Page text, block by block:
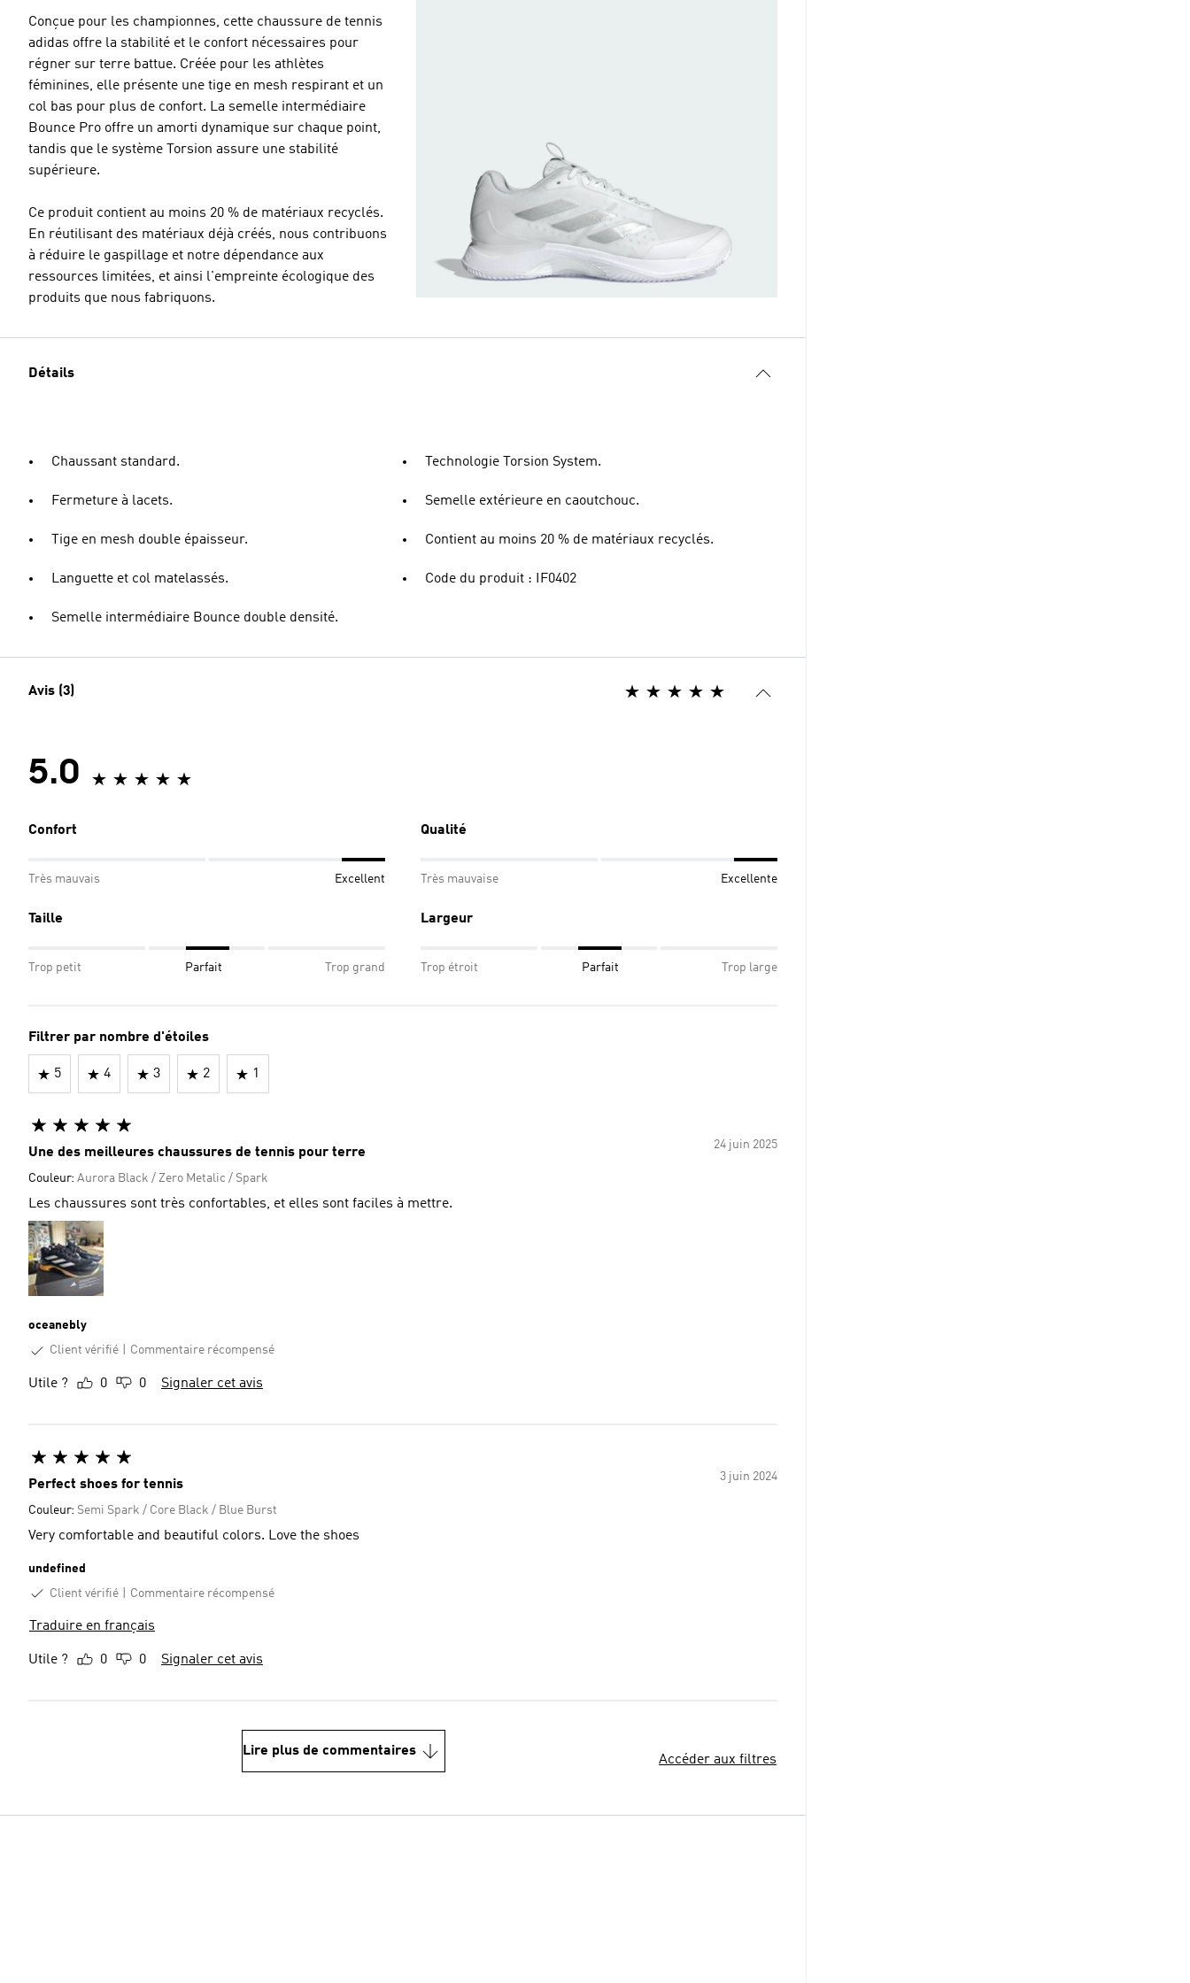
Conçue pour les championnes, cette chaussure de tennis
adidas offre la stabilité et le confort nécessaires pour
régner sur terre battue. Créée pour les athlètes
féminines, elle présente une tige en mesh respirant et un
col bas pour plus de confort. La semelle intermédiaire
Bounce Pro offre un amorti dynamique sur chaque point,
tandis que le système Torsion assure une stabilité
supérieure.
Ce produit contient au moins 20 % de matériaux recyclés.
En réutilisant des matériaux déjà créés, nous contribuons
à réduire le gaspillage et notre dépendance aux
ressources limitées, et ainsi l'empreinte écologique des
produits que nous fabriquons.
Détails
Chaussant standard.
Fermeture à lacets.
Tige en mesh double épaisseur.
Languette et col matelassés.
Semelle intermédiaire Bounce double densité.
Technologie Torsion System.
Semelle extérieure en caoutchouc.
Contient au moins 20 % de matériaux recyclés.
Code du produit : IF0402
Avis (3)
5.0
Confort
Très mauvais Excellent
Qualité
Très mauvaise Excellente
Taille
Trop petit Parfait Trop grand
Largeur
Trop étroit Parfait Trop large
Filtrer par nombre d'étoiles
5 4 3 2 1
24 juin 2025
Une des meilleures chaussures de tennis pour terre
Couleur: Aurora Black / Zero Metalic / Spark
Les chaussures sont très confortables, et elles sont faciles à mettre.
oceanebly
Client vérifié
Commentaire récompensé
Utile ? 0 0 Signaler cet avis
3 juin 2024
Perfect shoes for tennis
Couleur: Semi Spark / Core Black / Blue Burst
Very comfortable and beautiful colors. Love the shoes
undefined
Client vérifié
Commentaire récompensé
Traduire en français
Utile ? 0 0 Signaler cet avis
Lire plus de commentaires
Accéder aux filtres